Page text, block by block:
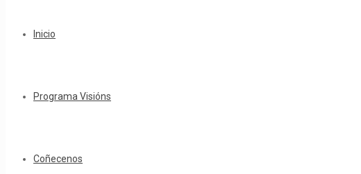
Inicio
Programa Visións
Coñecenos